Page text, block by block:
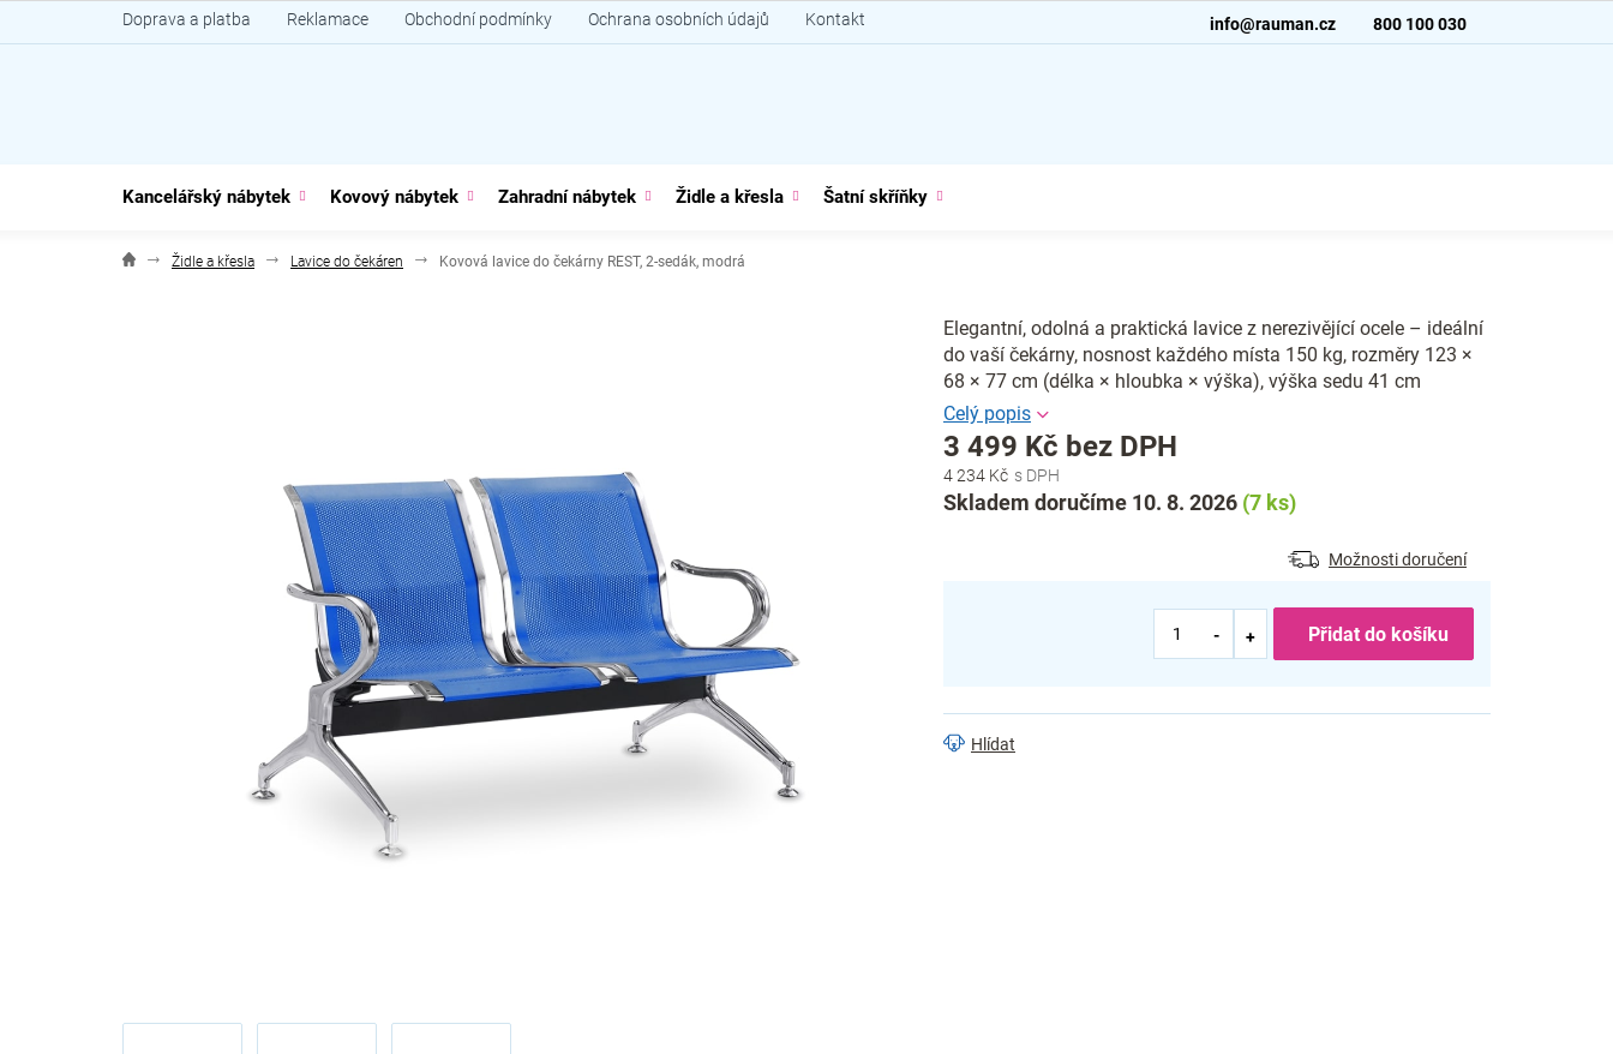
na
800 100 030
info@rauman.cz
Doprava a platba Reklamace Obchodní podmínky Ochrana osobních údajů Kontakt
Kancelářský nábytek Kovový nábytek Zahradní nábytek Židle a křesla Šatní skříňky
Židle a křesla Lavice do čekáren Kovová lavice do čekárny REST, 2-sedák, modrá
4 234 Kč
3 499 Kč bez DPH
Měrná
cena:
Skladem doručíme 10. 8. 2026 (7 ks)
Možnosti doručení
Přidat do košíku
Elegantní, odolná a praktická lavice z nerezivějící ocele – ideální
do vaší čekárny, nosnost každého místa 150 kg, rozměry 123 ×
68 × 77 cm (délka × hloubka × výška), výška sedu 41 cm
Hlídat